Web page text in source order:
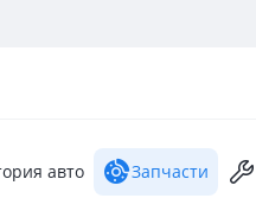
авто Запчасти